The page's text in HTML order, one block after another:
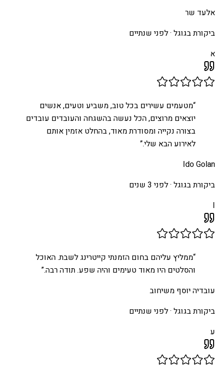
אלעד שר
ביקורת בגוגל ·לפני שנתיים
א
“מטעמים עשירים בכל טוב, משביע וטעים, אנשים
יוצאים מרוצים, הכל נעשה בהשגחה והעובדים עובדים
בצורה נקייה ומסודרת מאוד, בהחלט אזמין אותם
לאירוע הבא שלי.”
Ido Golan
ביקורת בגוגל ·לפני 3 שנים
I
“ממליץ עליהם בחום הזמנתי קייטרינג לשבת. האוכל
והסלטים היו מאוד טעימים והיה שפע. תודה רבה.”
עובדיה יוסף משיחוב
ביקורת בגוגל ·לפני שנתיים
ע